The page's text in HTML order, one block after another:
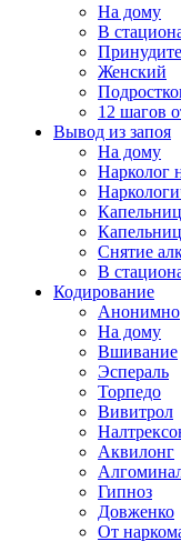
На дому
В
Женский
12 шагов
Вывод из запоя
На дому
Нарколог
Снятие
В
Кодирование
Анонимно
На дому
Вшивание
Эспераль
Торпедо
Вивитрол
Аквилонг
Гипноз
Довженко
От